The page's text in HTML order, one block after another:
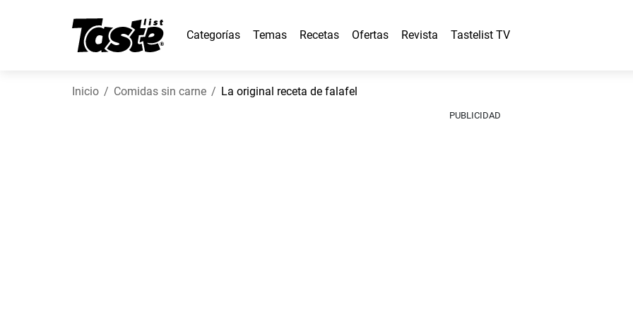
Categorías Temas Recetas Ofertas Revista Tastelist TV
Inicio Comidas sin carne La original receta de falafel
PUBLICIDAD